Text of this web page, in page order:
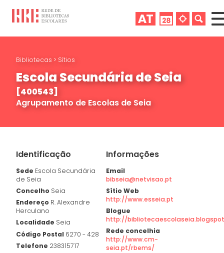
Bibliotecas > Sítios
Escola Secundária de Seia
[400543]
Agrupamento de Escolas de Seia
Identificação
Sede Escola Secundária
de Seia
Concelho Seia
Endereço R. Alexandre
Herculano
Localidade Seia
Código Postal 6270 - 428
Telefone 238315717
Informações
Email
bibseia@netvisao.pt
Sítio Web
http://www.esseia.pt
Blogue
http://
Rede concelhia
http://www.cm-
seia.pt/rbems/